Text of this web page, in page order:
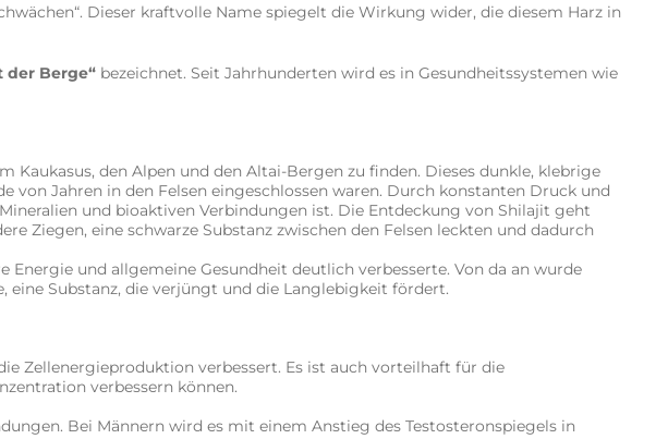
Dieser kraftvolle Name spiegelt die Wirkung wider, die diesem Harz in
der Berge“ bezeichnet. Seit Jahrhunderten wird es in Gesundheitssystemen wie
den Alpen und den Altai-Bergen zu finden. Dieses dunkle, klebrige
von Jahren in den Felsen eingeschlossen waren. Durch konstanten Druck und
und bioaktiven Verbindungen ist. Die Entdeckung von Shilajit geht
Ziegen, eine schwarze Substanz zwischen den Felsen leckten und dadurch
und allgemeine Gesundheit deutlich verbesserte. Von da an wurde
eine Substanz, die verjüngt und die Langlebigkeit fördert.
Zellenergieproduktion verbessert. Es ist auch vorteilhaft für die
verbessern können.
Bei Männern wird es mit einem Anstieg des Testosteronspiegels in